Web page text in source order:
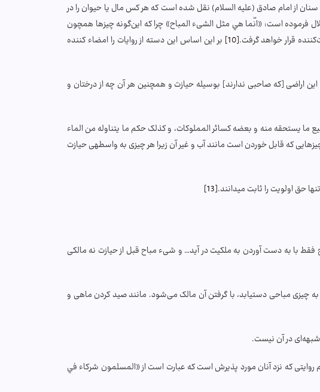
سنان از امام صادق (علیه السلام) نقل شده است که هر کس مال یا حیوان را در
فرموده است: «انّما هي مثل الشیء المباح» چرا که این‌گونه چیزها همچون
قرار خواهد گرفت.[10]
بر این اساس این دسته از روایات را امضاء کننده
اراضی [که صاحبی ندارند] بوسیله حیازت و همچنین هر آن چه از درختان و
ما يستحقه منه و بعضه كسائر المملوكات، و كذلک حكم ما يتناوله من الماء
که قابل خوردن است مانند آب و غیر آن زیرا هر چیزی به واسطه­ی حیازت
حق اولویت را ثابت می­دانند.[13]
با به دست آوردن به ملکیت در آید… و شیء مباح قبل از حیازت نه مالکی
چیزی مباحی دستیابد، با گرفتن آن مالک می‌شود. مانند صید کردن ماهی و
در آن نیست.
که نزد آنان مورد پذیرش است که عبارت است از «المسلمون شركاء في